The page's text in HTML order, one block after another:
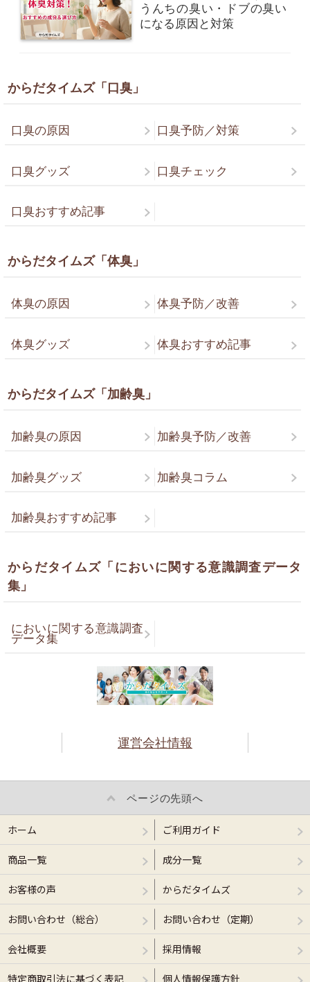
うんちの臭い・ドブの臭い
になる原因と対策
からだタイムズ「口臭」
口臭の原因 口臭予防／対策
口臭グッズ 口臭チェック
口臭おすすめ記事
からだタイムズ「体臭」
体臭の原因 体臭予防／改善
体臭グッズ 体臭おすすめ記事
からだタイムズ「加齢臭」
加齢臭の原因 加齢臭予防／改善
加齢臭グッズ 加齢臭コラム
加齢臭おすすめ記事
からだタイムズ「においに関する意識調査データ
集」
においに関する意識調査
データ集
運営会社情報
ページの先頭へ
ホーム ご利用ガイド
商品一覧 成分一覧
お客様の声 からだタイムズ
お問い合わせ（総合） お問い合わせ（定期）
会社概要 採用情報
特定商取引法に基づく表記 個人情報保護方針